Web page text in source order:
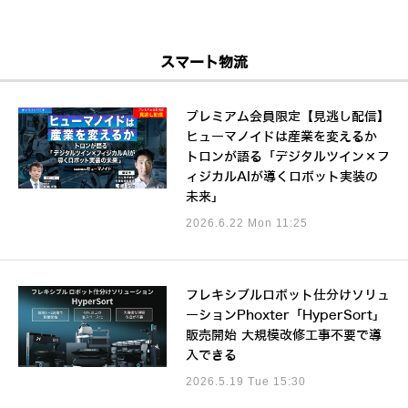
スマート物流
プレミアム会員限定【見逃し配信】
ヒューマノイドは産業を変えるか
トロンが語る「デジタルツイン×フ
ィジカルAIが導くロボット実装の
未来」
2026.6.22 Mon 11:25
フレキシブルロボット仕分けソリュ
ーションPhoxter「HyperSort」
販売開始 大規模改修工事不要で導
入できる
2026.5.19 Tue 15:30